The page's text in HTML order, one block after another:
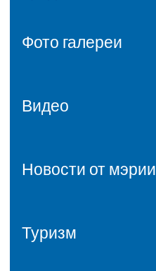
Фото галереи
Видео
Новости от мэрии
Туризм